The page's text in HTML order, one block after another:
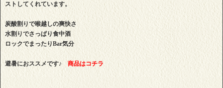
ストしてくれています。
炭酸割りで喉越しの爽快さ
水割りでさっぱり食中酒
ロックでまったりBar気分
避暑におススメです♪ 商品はコチラ